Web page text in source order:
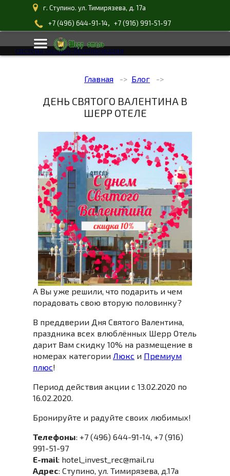
г. Ступино. ул. Тимирязева, д. 17а
+7 (496) 644-91-14, +7 (916) 991-51-97
система онлайн-бронирования
Главная Блог
ДЕНЬ СВЯТОГО ВАЛЕНТИНА В
ШЕРР ОТЕЛЕ
А Вы уже решили, что подарить и чем
порадовать свою вторую половинку?
В преддверии Дня Святого Валентина,
праздника всех влюблённых Шерр Отель
дарит Вам скидку 10% на размещение в
номерах категории Люкс и Премиум
плюс!
Период действия акции с 13.02.2020 по
16.02.2020.
Бронируйте и радуйте своих любимых!
Телефоны: +7 (496) 644-91-14, +7 (916)
991-51-97
E-mail: hotel_invest_rec@mail.ru
Адрес: Ступино, ул. Тимирязева, д.17а